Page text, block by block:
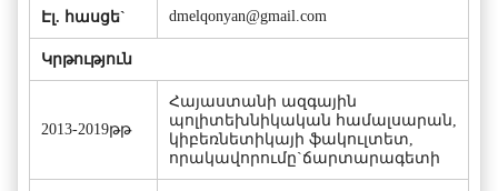
Էլ. հասցե` dmelqonyan@gmail.com
Կրթություն
2013-2019թթ
Հայաստանի ազգային
պոլիտեխնիկական համալսարան,
կիբեռնետիկայի ֆակուլտետ,
որակավորումը`ճարտարագետի